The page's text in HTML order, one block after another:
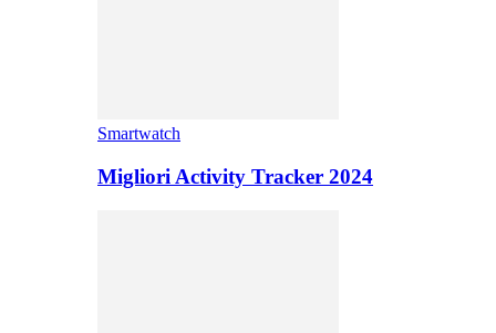
Smartwatch
Migliori Activity Tracker 2024